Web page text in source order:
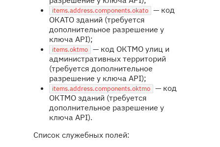
items.address.components.okato — код
ОКАТО зданий (требуется
дополнительное разрешение у
ключа API);
items.oktmo — код ОКТМО улиц и
административных территорий
(требуется дополнительное
разрешение у ключа API);
items.address.components.oktmo — код
ОКТМО зданий (требуется
дополнительное разрешение у
ключа API).
Список служебных полей: